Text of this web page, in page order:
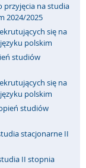
przyjęcia na studia
2024/2025
się na
polskim
studiów
się na
polskim
studiów
stacjonarne II
II stopnia